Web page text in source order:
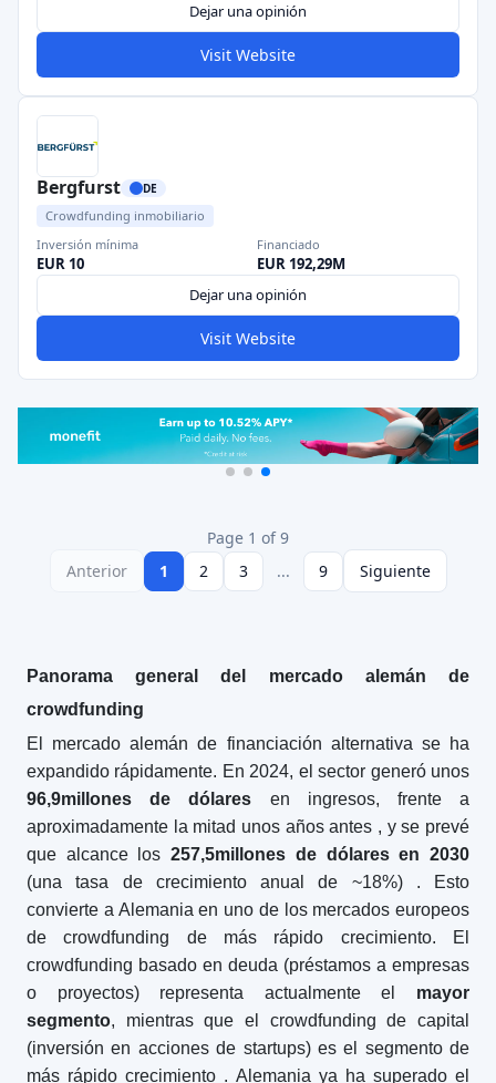
Dejar una opinión
Visit Website
Bergfurst DE
Crowdfunding inmobiliario
Inversión mínima
EUR 10
Financiado
EUR 192,29M
Dejar una opinión
Visit Website
Page 1 of 9
Anterior
1 2 3 ... 9 Siguiente
Panorama general del mercado alemán de
crowdfunding
El mercado alemán de financiación alternativa se ha
expandido rápidamente. En 2024, el sector generó unos
96,9millones de dólares en ingresos, frente a
aproximadamente la mitad unos años antes , y se prevé
que alcance los257,5millones de dólares en 2030
(una tasa de crecimiento anual de ~18%)
. Esto
convierte a Alemania en uno de los mercados europeos
de crowdfunding de más rápido crecimiento. El
crowdfunding basado en deuda (préstamos a empresas
o proyectos) representa actualmente el mayor
segmento, mientras que el crowdfunding de capital
(inversión en acciones de startups) es el segmento de
más rápido crecimiento . Alemania ya ha superado el